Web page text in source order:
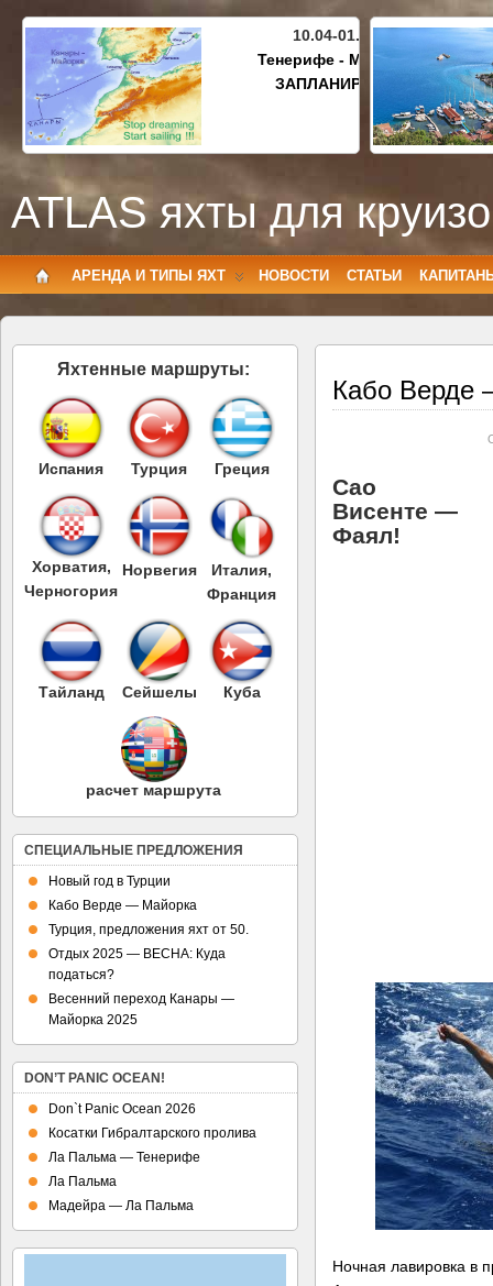
10.04-01.05.2027
Тенерифе - Майорка
ЗАПЛАНИРОВАНО
ATLAS яхты для
АРЕНДА И ТИПЫ ЯХТ НОВОСТИ СТАТЬИ
Кабо Верде
Сао
Висенте —
Фаял!
Ночная лавировка в
Яхтенные маршруты:
Испания Турция Греция
Хорватия,
Черногория
Норвегия
Италия,
Франция
Тайланд Сейшелы Куба
расчет маршрута
СПЕЦИАЛЬНЫЕ ПРЕДЛОЖЕНИЯ
Новый год в Турции
Кабо Верде — Майорка
Турция, предложения яхт от 50.
Отдых 2025 — ВЕСНА: Куда
податься?
Весенний переход Канары —
Майорка 2025
DON’T PANIC OCEAN!
Don`t Panic Ocean 2026
Косатки Гибралтарского пролива
Ла Пальма — Тенерифе
Ла Пальма
Мадейра — Ла Пальма